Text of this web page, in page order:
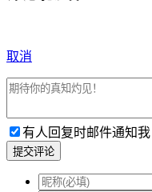
取消
有人回复时邮件通知我
提交评论